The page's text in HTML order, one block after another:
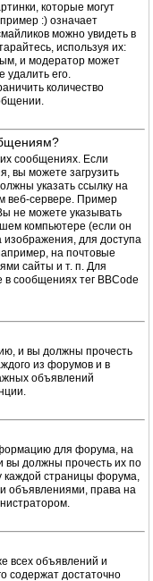
которые могут
:) означает
можно увидеть в
используя их:
и модератор может
удалить его.
количество
сообщениях. Если
вы можете загрузить
указать ссылку на
веб-сервере. Пример
не можете указывать
компьютере (если он
для доступа
на почтовые
сайты и т. п. Для
в сообщениях тег BBCode
и вы должны прочесть
из форумов и в
объявлений
для форума, на
вы должны прочесть их по
каждой страницы форума,
объявлениями, права на
всех объявлений и
содержат достаточно